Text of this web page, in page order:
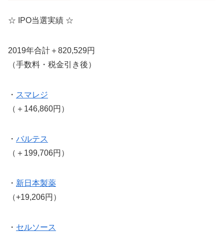
☆ IPO当選実績 ☆
2019年合計＋820,529円
（手数料・税金引き後）
・ スマレジ
（＋146,860円）
・ バルテス
（＋199,706円）
・ 新日本製薬
（+19,206円）
・ セルソース